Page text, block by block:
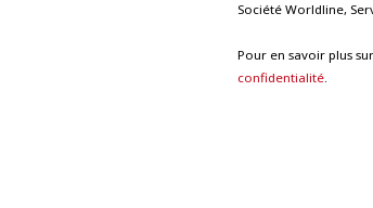
Société Worldline,
Pour en savoir plus
confidentialité.